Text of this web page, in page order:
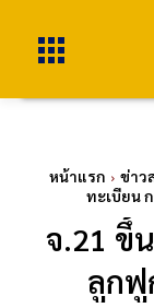
หน้าแรก ข่าว
ทะเบียน
จ.21 ขึ้
ลูกฟู